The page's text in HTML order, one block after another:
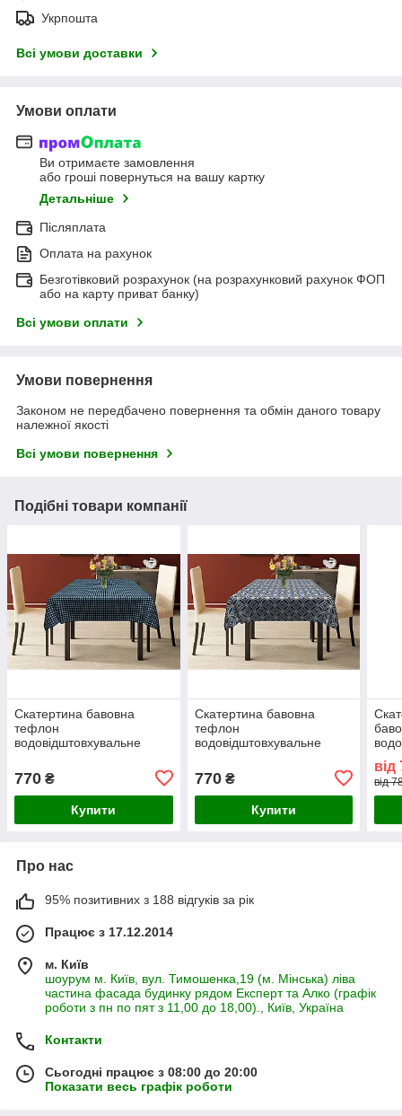
Укрпошта
Всі умови доставки
Умови оплати
Ви отримаєте замовлення
або гроші повернуться на вашу картку
Детальніше
Післяплата
Оплата на рахунок
Безготівковий розрахунок (на розрахунковий рахунок ФОП
або на карту приват банку)
Всі умови оплати
Умови повернення
Законом не передбачено повернення та обмін даного товару
належної якості
Всі умови повернення
Подібні товари компанії
Скатертина бавовна
тефлон
водовідштовхувальне
принт дрібна карта біло-
синя
770 ₴
Купити
Скатертина бавовна
тефлон
водовідштовхувальне
принт білі кола з
візерунками на синьому
770₴
Купити
від
від
Про нас
95% позитивних з 188 відгуків за рік
Працює з 17.12.2014
м. Київ
шоурум м. Київ, вул. Тимошенка,19 (м. Мінська) ліва
частина фасада будинку рядом Експерт та Алко (графік
роботи з пн по пят з 11,00 до 18,00)., Київ, Україна
Контакти
Сьогодні працює з 08:00 до 20:00
Показати весь графік роботи